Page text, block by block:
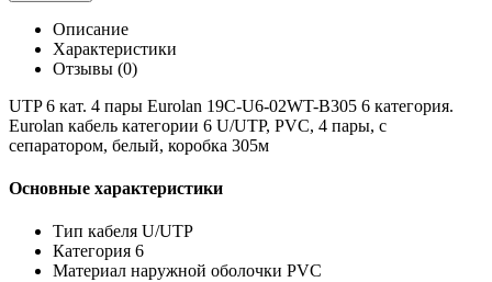
Описание
Характеристики
Отзывы (0)
UTP 6 кат. 4 пары Eurolan 19C-U6-02WT-B305 6 категория.
Eurolan кабель категории 6 U/UTP, PVC, 4 пары, с
сепаратором, белый, коробка 305м
Основные характеристики
Тип кабеля U/UTP
Категория 6
Материал наружной оболочки PVC